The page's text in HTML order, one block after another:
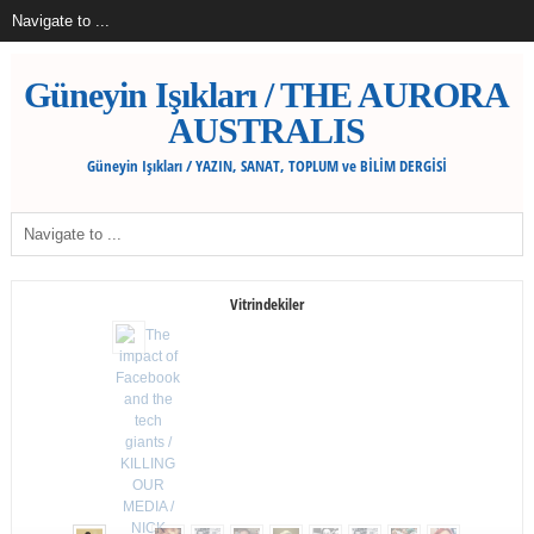
Güneyin Işıkları / THE AURORA
AUSTRALIS
Güneyin Işıkları / YAZIN, SANAT, TOPLUM ve BİLİM DERGİSİ
Vitrindekiler